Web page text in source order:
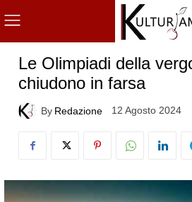
Le Olimpiadi della
chiudono in farsa
By Redazione 12 Agosto 2024